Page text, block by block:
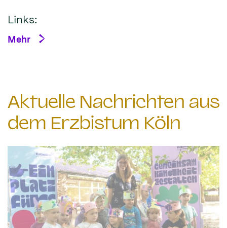
Links:
Mehr
Aktuelle Nachrichten aus
dem Erzbistum Köln